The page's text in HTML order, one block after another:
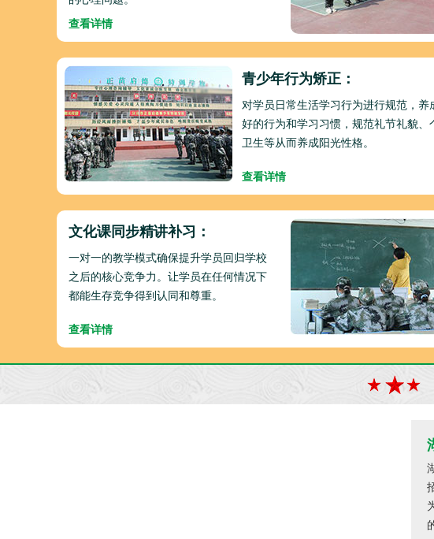
查看详情
青少年行为矫正：
对学员日常生活学习行为进行规范，养
好的行为和学习习惯，规范礼节礼貌、
卫生等从而养成阳光性格。
查看详情
文化课同步精讲补习：
一对一的教学模式确保提升学员回归学校
之后的核心竞争力。让学员在任何情况下
都能生存竞争得到认同和尊重。
查看详情